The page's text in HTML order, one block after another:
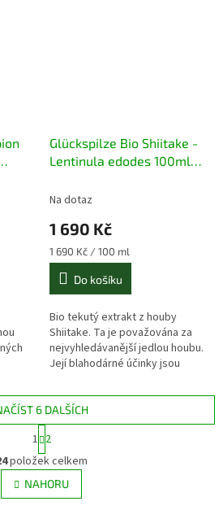
Glückspilze Bio Shiitake -
Lentinula edodes 100ml
Na dotaz
1 690 Kč
Měrná
cena:
1 690 Kč / 100 ml
Do košíku
Bio tekutý extrakt z houby
Shiitake. Ta je považována za
nejvyhledávanější jedlou houbu.
Její blahodárné účinky jsou
vitamínů B.
O
v
l
á
6 DALŠÍCH
t
r
á
n
k
1 2
položek celkem
NAHORU